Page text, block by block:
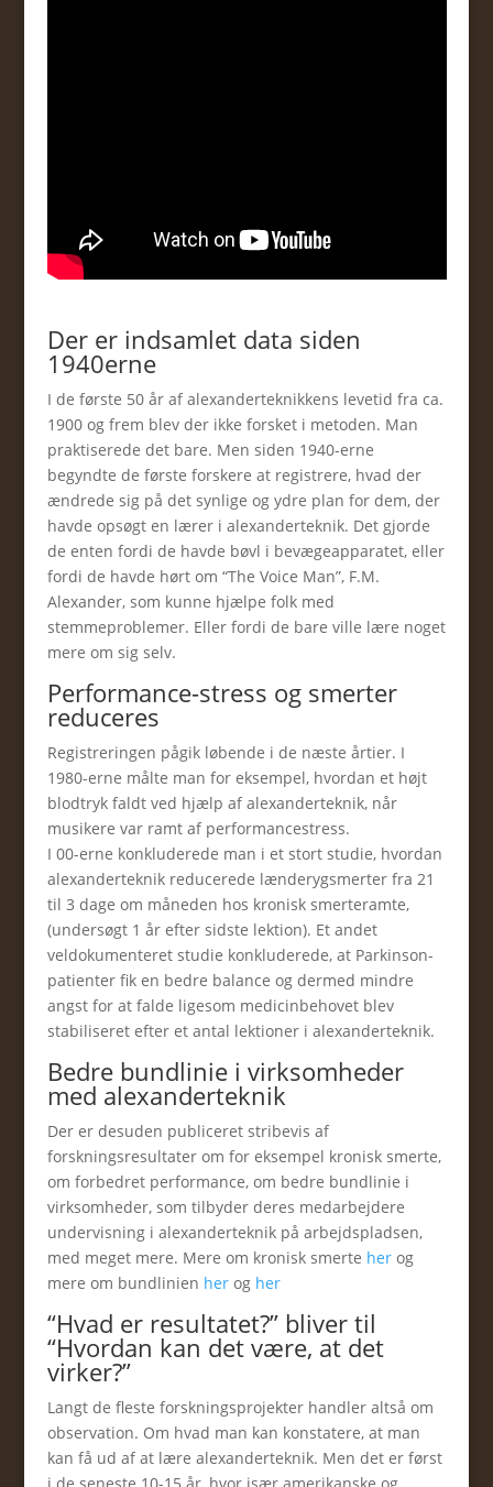
Der er indsamlet data siden
1940erne
I de første 50 år af alexanderteknikkens levetid fra ca.
1900 og frem blev der ikke forsket i metoden. Man
praktiserede det bare. Men siden 1940-erne
begyndte de første forskere at registrere, hvad der
ændrede sig på det synlige og ydre plan for dem, der
havde opsøgt en lærer i alexanderteknik. Det gjorde
de enten fordi de havde bøvl i bevægeapparatet, eller
fordi de havde hørt om “The Voice Man”, F.M.
Alexander, som kunne hjælpe folk med
stemmeproblemer. Eller fordi de bare ville lære noget
mere om sig selv.
Performance-stress og smerter
reduceres
Registreringen pågik løbende i de næste årtier. I
1980-erne målte man for eksempel, hvordan et højt
blodtryk faldt ved hjælp af alexanderteknik, når
musikere var ramt af performancestress.
I 00-erne konkluderede man i et stort studie, hvordan
alexanderteknik reducerede lænderygsmerter fra 21
til 3 dage om måneden hos kronisk smerteramte,
(undersøgt 1 år efter sidste lektion). Et andet
veldokumenteret studie konkluderede, at Parkinson-
patienter fik en bedre balance og dermed mindre
angst for at falde ligesom medicinbehovet blev
stabiliseret efter et antal lektioner i alexanderteknik.
Bedre bundlinie i virksomheder
med alexanderteknik
Der er desuden publiceret stribevis af
forskningsresultater om for eksempel kronisk smerte,
om forbedret performance, om bedre bundlinie i
virksomheder, som tilbyder deres medarbejdere
undervisning i alexanderteknik på arbejdspladsen,
med meget mere. Mere om kronisk smerte herog
mere om bundlinien herog her
“Hvad er resultatet?” bliver til
“Hvordan kan det være, at det
virker?”
Langt de fleste forskningsprojekter handler altså om
observation. Om hvad man kan konstatere, at man
kan få ud af at lære alexanderteknik. Men det er først